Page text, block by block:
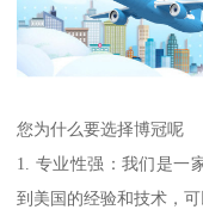
您为什么要选择博冠呢
1. 专业性强：我们是一
到美国的经验和技术，